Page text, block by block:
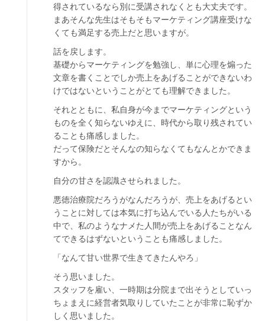
得されているなら別に受講されなくとも大丈夫です。
まあそんな先生はそもそもマーケティング講座受けな
くても満足する売上だと思いますが。
話を戻します。
基礎からマーケティングを勉強し、単に心理を煽った
文章を書くことでしか売上をあげることができないわ
けではないということがとても理解できました。
それとともに、私自身が今までマーケティングという
ものを全く知らないゆえに、時代から取り残されてい
ることも痛感しました。
だって保険だとそんなの知らなくてもなんとかできま
すから。
自分の甘さを認識させられました。
悪徳治療院だろうがなんだろうが、売上をあげるとい
うことに対しては本気に打ち込んでいる人たちがいる
中で、私のようなナメた人間が売上をあげることなん
てできるはずないということも痛感しました。
「なんて甘い世界で生きてきたんやろ」
そう思いました。
スタッフを雇い、一時期は分院まで出そうとしていっ
ちょまえに経営者気取りしていたことが非常に恥ずか
しく思いました。